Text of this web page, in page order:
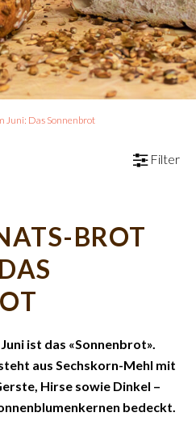
Juni: Das Sonnenbrot
Filter
BROT
ist das «Sonnenbrot».
aus Sechskorn-Mehl mit
Hirse sowie Dinkel –
bedeckt.